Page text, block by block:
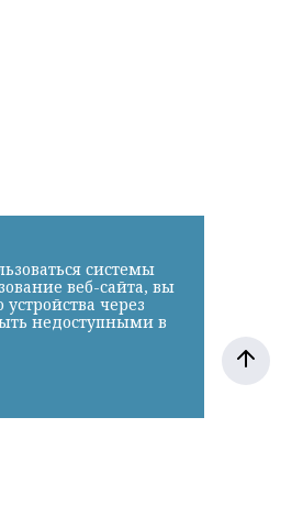
системы
веб-сайта, вы
через
недоступными в